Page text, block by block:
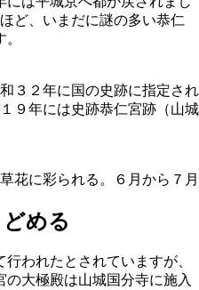
ど、いまだに謎の多い恭仁
３２年に国の史跡に指定さ
９年には史跡恭仁宮跡（山
花に彩られる。６月から７
める
われたとされていますが、
大極殿は山城国分寺に施入